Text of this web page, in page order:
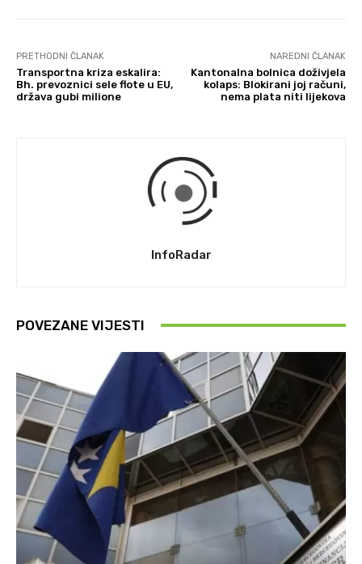
PRETHODNI ČLANAK
Transportna kriza eskalira:
Bh. prevoznici sele flote u EU,
država gubi milione
NAREDNI ČLANAK
Kantonalna bolnica doživjela
kolaps: Blokirani joj računi,
nema plata niti lijekova
InfoRadar
POVEZANE VIJESTI